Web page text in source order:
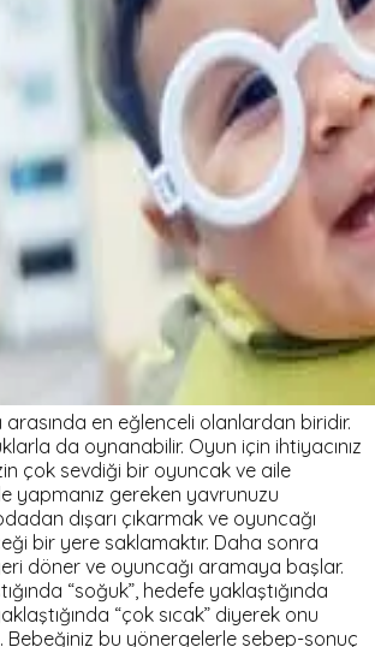
arasında en eğlenceli olanlardan biridir.
da oynanabilir. Oyun için ihtiyacınız
çok sevdiği bir oyuncak ve aile
yapmanız gereken yavrunuzu
dışarı çıkarmak ve oyuncağı
bir yere saklamaktır. Daha sonra
döner ve oyuncağı aramaya başlar.
“soğuk”, hedefe yaklaştığında
“çok sıcak” diyerek onu
Bebeğiniz bu yönergelerle sebep-sonuç